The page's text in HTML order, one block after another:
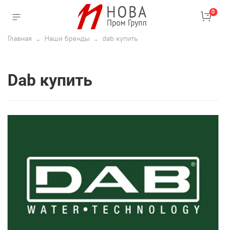
0
Главная Наши бренды dab купить
dab купить